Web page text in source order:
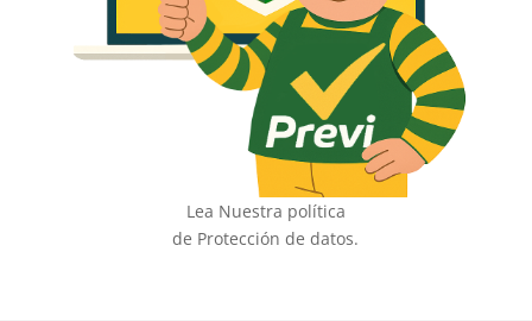
Lea Nuestra política
de Protección de datos.